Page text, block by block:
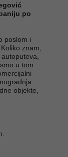
po
poslom i
znam,
u tom
objekte,